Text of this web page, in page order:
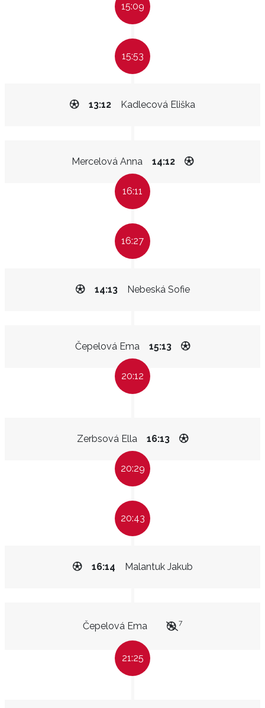
15:09
15:53
Kadlecová Eliška
13:12
Mercelová Anna 14:12
16:11
16:27
Nebeská Sofie
14:13
Čepelová Ema 15:13
20:12
Zerbsová Ella 16:13
20:29
20:43
Malantuk Jakub
16:14
Čepelová Ema 7
21:25